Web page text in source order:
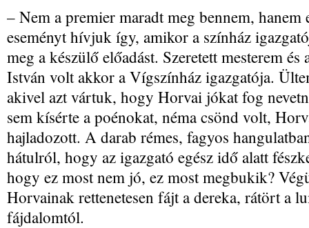
– Nem a premier maradt meg bennem, hanem
eseményt hívjuk így, amikor a színház
meg a készülő előadást. Szeretett mesterem
István volt akkor a Vígszínház igazgatója.
akivel azt vártuk, hogy Horvai jókat fog
sem kísérte a poénokat, néma csönd volt,
hajladozott. A darab rémes, fagyos
hátulról, hogy az igazgató egész idő alatt
hogy ez most nem jó, ez most megbukik?
Horvainak rettenetesen fájt a dereka, rátört a
fájdalomtól.